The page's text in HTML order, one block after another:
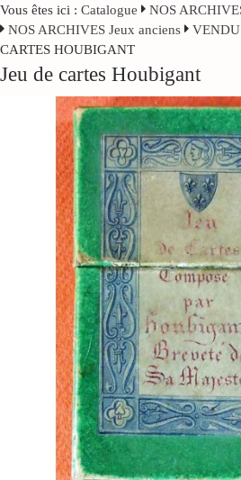
Vous êtes ici : Catalogue
NOS
NOS ARCHIVES Jeux anciens
CARTES HOUBIGANT
Jeu de cartes Houbigant